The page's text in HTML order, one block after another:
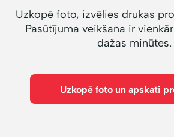
Uzkopē foto, izvēlies drukas
Pasūtījuma veikšana ir
dažas minūtes.
Uzkopē foto un apskati